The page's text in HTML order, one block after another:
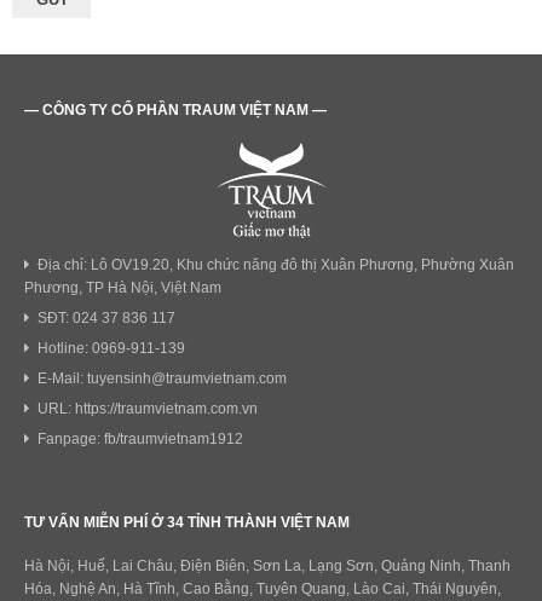
— CÔNG TY CỔ PHẦN TRAUM VIỆT NAM —
Địa chỉ: Lô OV19.20, Khu chức năng đô thị Xuân Phương, Phường Xuân
Phương, TP Hà Nội, Việt Nam
SĐT: 024 37 836 117
Hotline: 0969-911-139
E-Mail: tuyensinh@traumvietnam.com
URL: https://traumvietnam.com.vn
Fanpage: fb/traumvietnam1912
TƯ VẤN MIỄN PHÍ Ở 34 TỈNH THÀNH VIỆT NAM
Hà Nội, Huế, Lai Châu, Điện Biên, Sơn La, Lạng Sơn, Quảng Ninh, Thanh
Hóa, Nghệ An, Hà Tĩnh, Cao Bằng, Tuyên Quang, Lào Cai, Thái Nguyên,